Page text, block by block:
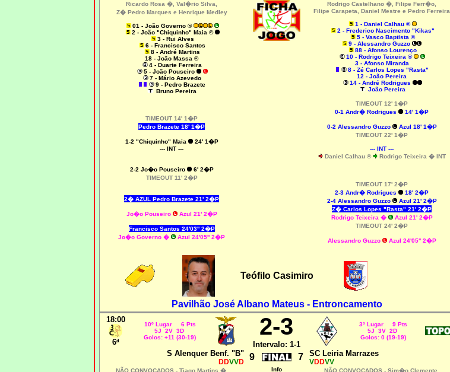
Ricardo Rosa �, Val�rio Silva,
Z� Pedro Marques e Henrique Medley
01 - João Governo ®
2 - João "Chiquinho" Maia ©
3 - Rui Alves
6 - Francisco Santos
8 - André Martins
18 - João Massa ®
4 - Duarte Ferreira
5 - João Pouseiro
7 - Mário Azevedo
9 - Pedro Brazete
Bruno Pereira
TIMEOUT 14' 1�P
Pedro Brazete 18' 1�P
1-2 "Chiquinho" Maia
24' 1�P
--- INT ---
2-2 Jo�o Pouseiro
6' 2�P
TIMEOUT 11' 2�P
2� AZUL Pedro Brazete 21' 2�P
Jo�o Pouseiro Azul 21' 2�P
Francisco Santos 24'03'' 2�P
Jo�o Governo �
Azul 24'05'' 2�P
Rodrigo Castelhano �, Filipe Ferr�o,
Filipe Carapeta, Daniel Mestre e Pedro Ferreira
1 - Daniel Calhau ®
2 - Frederico Nascimento "Kikas"
5 - Vasco Baptista ©
9 - Alessandro Guzzo
88 - Afonso Lourenço
10 - Rodrigo Teixeira ®
3 - Afonso Miranda
8 - Zé Carlos Lopes "Rasta"
12 - João Pereira
14 - André Rodrigues
João Pereira
TIMEOUT 12' 1�P
0-1 Andr� Rodrigues
14' 1�P
0-2 Alessandro Guzzo
Azul 18' 1�P
TIMEOUT 22' 1�P
--- INT ---
Daniel Calhau ®
Rodrigo Teixeira � INT
TIMEOUT 17' 2�P
2-3 Andr� Rodrigues
18' 2�P
2-4 Alessandro Guzzo
Azul 21' 2�P
Z� Carlos Lopes "Rasta" 21' 2�P
Rodrigo Teixeira �
Azul 21' 2�P
TIMEOUT 24' 2�P
Alessandro Guzzo Azul 24'05'' 2�P
Teófilo Casimiro
Pavilhão José Albano Mateus - Entroncamento
18:00
6ª
10º Lugar 6 Pts
5J 2V 3D
Golos: +11 (30-19)
2-3
Intervalo: 1-1
3º Lugar 9 Pts
5J 3V 2D
Golos: 0 (19-19)
S Alenquer Benf. "B"
DDVVD 9 7 SC Leiria Marrazes
VDDVV
NÃO CONVOCADOS - Tiago Martins �, Info NÃO CONVOCADOS - Sim�o Clemente,